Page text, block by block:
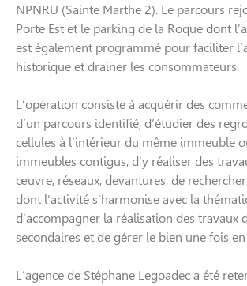
NPNRU (Sainte Marthe 2). Le parcours
Porte Est et le parking de la Roque dont
est également programmé pour faciliter
historique et drainer les consommateurs.
L’opération consiste à acquérir des
d’un parcours identifié, d’étudier des
cellules à l’intérieur du même immeuble
immeubles contigus, d’y réaliser des
œuvre, réseaux, devantures, de
dont l’activité s’harmonise avec la
d’accompagner la réalisation des travaux
secondaires et de gérer le bien une fois
L’agence de Stéphane Legoadec a été